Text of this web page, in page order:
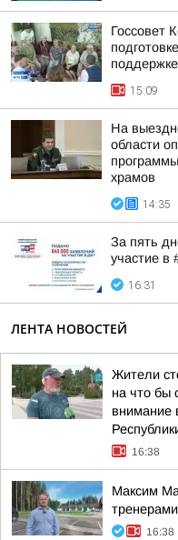
Госсовет
15:09
На
области
храмов
14:35
За пять
участие в
16:31
ЛЕНТА НОВОСТЕЙ
Жители
на что бы
внимание
16:38
Максим
16:38